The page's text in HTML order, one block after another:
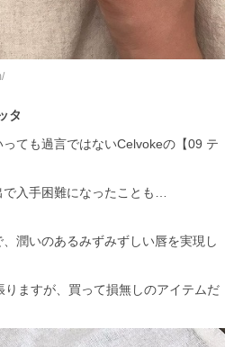
タ
ても過言ではないCelvokeの【09 テ
入手困難になったことも…
、潤いのあるみずみずしい唇を実現し
ますが、買って損無しのアイテムだ